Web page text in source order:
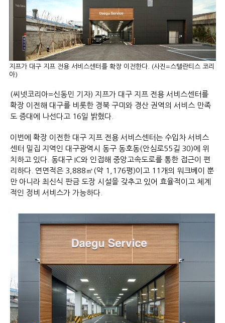
지프가 대구 지프 전용 서비스센터를 확장 이전한다. (사진=스텔란티스 코리
아)
(씨넷코리아=신동민 기자) 지프가 대구 지프 전용 서비스센터를
확장 이전해 대구를 비롯한 경북 구미와 경산 권역의 서비스 만족
도 증대에 나선다고 16일 밝혔다.
이번에 확장 이전한 대구 지프 전용 서비스센터는 수입차 서비스
센터 밀집 지역인 대구광역시 동구 동호동(안심로55길 30)에 위
치하고 있다. 동대구 IC와 인접해 중앙고속도로를 통한 접근이 편
리하다. 연면적은 3,888㎡(약 1,176평)이고 11개의 워크베이 뿐
만 아니라 최신식 판금 도장 시설을 갖추고 있어 효율적이고 체계
적인 정비 서비스가 가능하다.